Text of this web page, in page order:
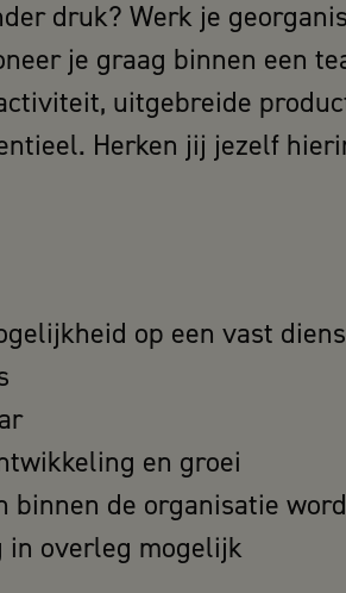
druk? Werk je
je graag binnen een
uitgebreide
Herken jij jezelf
op een vast
en groei
binnen de organisatie
in overleg mogelijk